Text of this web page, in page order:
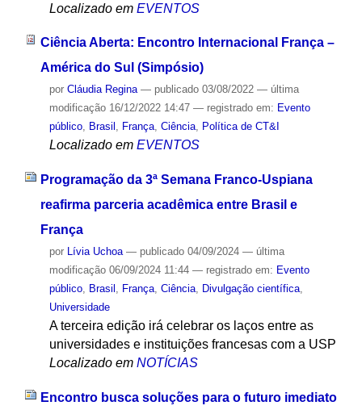
Localizado em EVENTOS
Ciência Aberta: Encontro Internacional França –
América do Sul (Simpósio)
por Cláudia Regina — publicado03/08/2022 — última
modificação16/12/2022 14:47 — registrado em: Evento
público, Brasil , França, Ciência, Política de CT&I
Localizado em EVENTOS
Programação da 3ª Semana Franco-Uspiana
reafirma parceria acadêmica entre Brasil e
França
por Lívia Uchoa — publicado04/09/2024 — última
modificação06/09/2024 11:44 — registrado em: Evento
público, Brasil , França, Ciência, Divulgação científica,
Universidade
A terceira edição irá celebrar os laços entre as
universidades e instituições francesas com a USP
Localizado em NOTÍCIAS
Encontro busca soluções para o futuro imediato